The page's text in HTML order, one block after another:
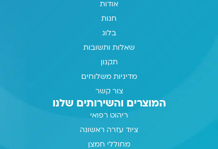
אודות
חנות
בלוג
שאלות ותשובות
תקנון
מדיניות משלוחים
צור קשר
המוצרים והשירותים שלנו
ריהוט רפואי
ציוד עזרה ראשונה
מחוללי חמצן